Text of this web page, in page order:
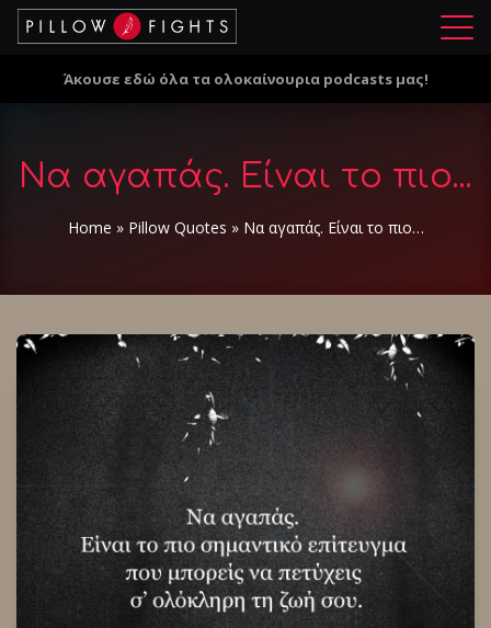
Μ
ο
Άκουσε εδώ όλα τα ολοκαίνουρια podcasts μας!
Να αγαπάς. Είναι το πιο...
Home » Pillow Quotes » Να αγαπάς. Είναι το πιο…